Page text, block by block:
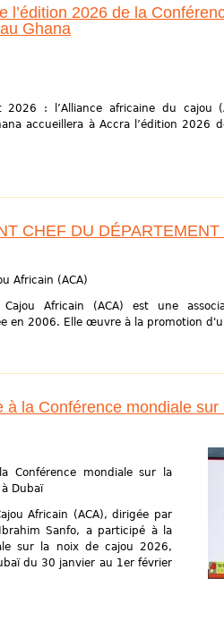
l’édition 2026 de la
Ghana
: l’Alliance africaine du cajou
accueillera à Accra l’édition 2026
CHEF DU
Africain (ACA)
Africain (ACA) est une
en 2006. Elle œuvre à la promotion
à la Conférence mondiale
Conférence mondiale sur la
Dubaï
Africain (ACA), dirigée par
Sanfo, a participé à la
sur la noix de cajou 2026,
du 30 janvier au 1er février